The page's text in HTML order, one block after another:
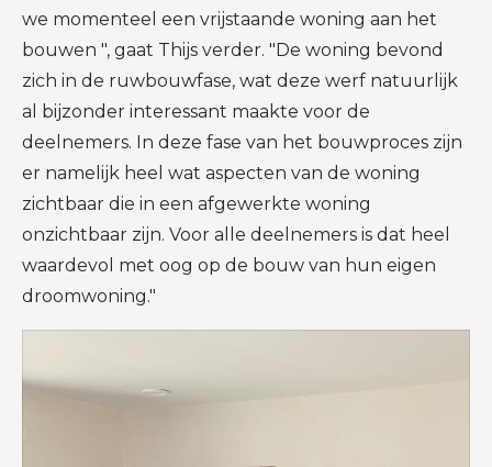
we momenteel een vrijstaande woning aan het
bouwen ", gaat Thijs verder. "De woning bevond
zich in de ruwbouwfase, wat deze werf natuurlijk
al bijzonder interessant maakte voor de
deelnemers. In deze fase van het bouwproces zijn
er namelijk heel wat aspecten van de woning
zichtbaar die in een afgewerkte woning
onzichtbaar zijn. Voor alle deelnemers is dat heel
waardevol met oog op de bouw van hun eigen
droomwoning."